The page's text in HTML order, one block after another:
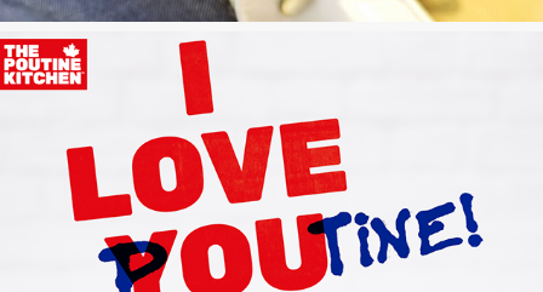
The Poutine Kitchen